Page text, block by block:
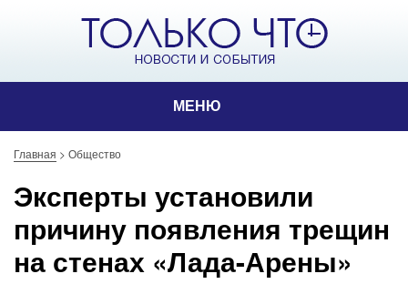
МЕНЮ
Главная > Общество
Эксперты установили
причину появления трещин
на стенах «Лада-Арены»